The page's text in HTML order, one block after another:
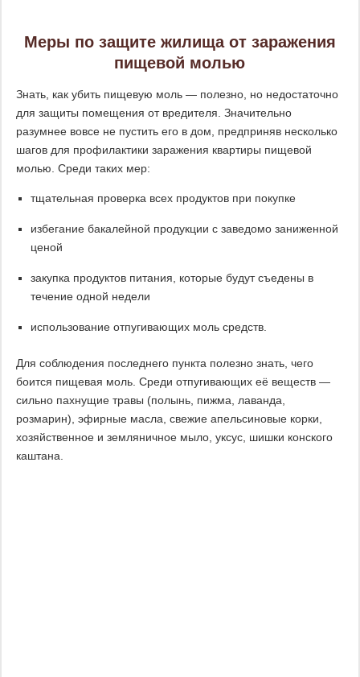
Меры по защите жилища от заражения
пищевой молью
Знать, как убить пищевую моль — полезно, но недостаточно
для защиты помещения от вредителя. Значительно
разумнее вовсе не пустить его в дом, предприняв несколько
шагов для профилактики заражения квартиры пищевой
молью. Среди таких мер:
тщательная проверка всех продуктов при покупке
избегание бакалейной продукции с заведомо заниженной
ценой
закупка продуктов питания, которые будут съедены в
течение одной недели
использование отпугивающих моль средств.
Для соблюдения последнего пункта полезно знать, чего
боится пищевая моль. Среди отпугивающих её веществ —
сильно пахнущие травы (полынь, пижма, лаванда,
розмарин), эфирные масла, свежие апельсиновые корки,
хозяйственное и земляничное мыло, уксус, шишки конского
каштана.